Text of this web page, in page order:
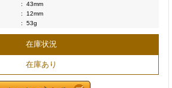
:
43mm
:
12mm
: 53g
在庫状況
在庫あり